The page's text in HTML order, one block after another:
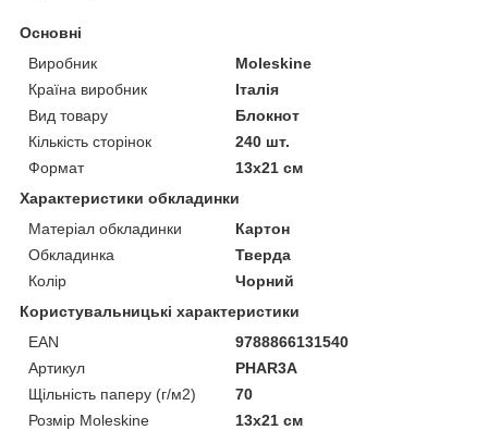
Основні
Виробник
Moleskine
Країна виробник
Італія
Вид товару
Блокнот
Кількість сторінок
240 шт.
Формат
13х21 см
Характеристики обкладинки
Матеріал обкладинки
Картон
Обкладинка
Тверда
Колір
Чорний
Користувальницькі характеристики
EAN
9788866131540
Артикул
PHAR3A
Щільність паперу (г/м2)
70
Розмір Moleskine
13х21 см